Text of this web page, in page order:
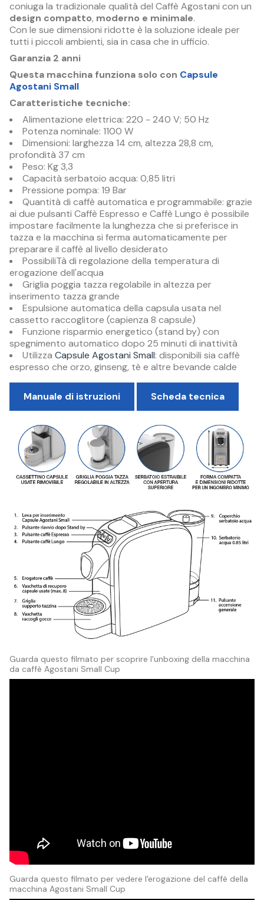
coniuga la tradizionale qualità del Caffè Agostani con un
design compatto, moderno e minimale.
Con le sue dimensioni ridotte è la soluzione ideale per
tutti i piccoli ambienti, sia in casa che in ufficio.
Garanzia 2 anni
Questa macchina funziona solo con Capsule
Agostani Small
Caratteristiche tecniche:
Alimentazione elettrica: 220 - 240 V; 50 Hz
Potenza nominale: 1100 W
Dimensioni: larghezza 14 cm, altezza 28,8 cm,
profondità 37 cm
Peso: Kg 3,3
Capacità serbatoio acqua: 0,85 litri
Pressione pompa: 19 Bar
Quantità di caffè automatica e programmabile: grazie
ai due pulsanti Caffè Espresso e Caffè Lungo è possibile
impostare facilmente la lunghezza che si preferisce in
tazza e la macchina si ferma automaticamente per
preparare il caffè al livello desiderato
PossibiliTà di regolazione della temperatura di
erogazione dell'acqua
Griglia poggia tazza regolabile in altezza per
inserimento tazza grande
Espulsione automatica della capsula usata nel
cassetto raccoglitore (capienza 8 capsule)
Funzione risparmio energetico (stand by) con
spegnimento automatico dopo 25 minuti di inattività
Utilizza Capsule Agostani Small: disponibili sia caffè
espresso che orzo, ginseng, tè e altre bevande calde
Manuale di istruzioni Scheda tecnica
Guarda questo filmato per scoprire l'unboxing della macchina
da caffè Agostani Small Cup
Guarda questo filmato per vedere l'erogazione del caffè della
macchina Agostani Small Cup